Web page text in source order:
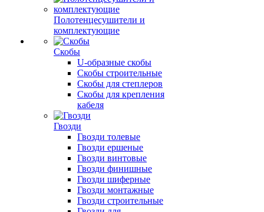
Полотенцесушители и
комплектующие
Скобы
U-образные скобы
Скобы строительные
Скобы для степлеров
Скобы для крепления
кабеля
Гвозди
Гвозди толевые
Гвозди ершеные
Гвозди винтовые
Гвозди финишные
Гвозди шиферные
Гвозди монтажные
Гвозди строительные